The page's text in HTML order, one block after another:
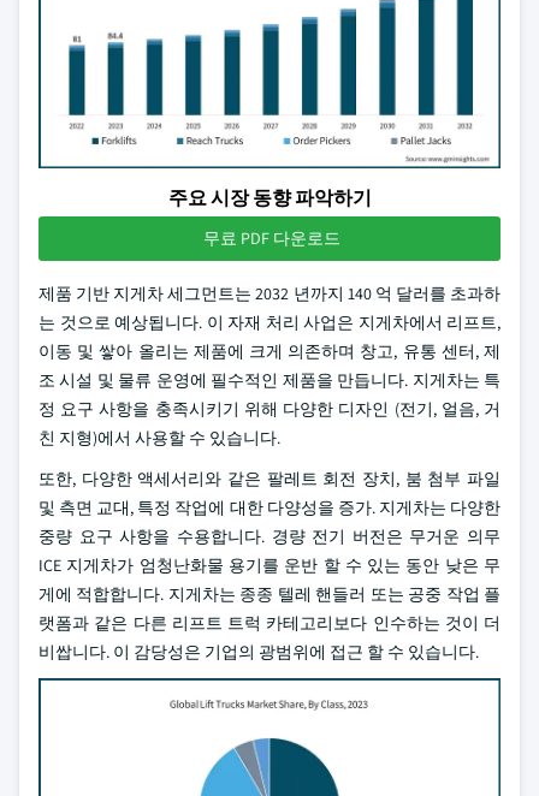
주요 시장 동향 파악하기
무료 PDF 다운로드
제품 기반 지게차 세그먼트는 2032 년까지 140 억 달러를 초과하
는 것으로 예상됩니다. 이 자재 처리 사업은 지게차에서 리프트,
이동 및 쌓아 올리는 제품에 크게 의존하며 창고, 유통 센터, 제
조 시설 및 물류 운영에 필수적인 제품을 만듭니다. 지게차는 특
정 요구 사항을 충족시키기 위해 다양한 디자인 (전기, 얼음, 거
친 지형)에서 사용할 수 있습니다.
또한, 다양한 액세서리와 같은 팔레트 회전 장치, 붐 첨부 파일
및 측면 교대, 특정 작업에 대한 다양성을 증가. 지게차는 다양한
중량 요구 사항을 수용합니다. 경량 전기 버전은 무거운 의무
ICE 지게차가 엄청난화물 용기를 운반 할 수 있는 동안 낮은 무
게에 적합합니다. 지게차는 종종 텔레 핸들러 또는 공중 작업 플
랫폼과 같은 다른 리프트 트럭 카테고리보다 인수하는 것이 더
비쌉니다. 이 감당성은 기업의 광범위에 접근 할 수 있습니다.